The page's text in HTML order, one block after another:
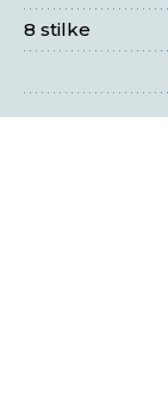
8 stilke